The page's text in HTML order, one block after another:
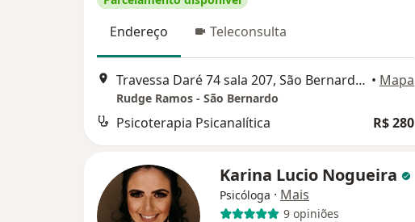
Endereço Teleconsulta
Travessa Daré 74 sala 207, São Bernardo do Campo • Mapa
Rudge Ramos - São Bernardo
Psicoterapia Psicanalítica R$ 280
Karina Lucio Nogueira
Psicóloga · Mais
9 opiniões